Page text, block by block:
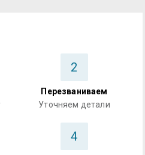
2
Перезваниваем
Уточняем детали
4